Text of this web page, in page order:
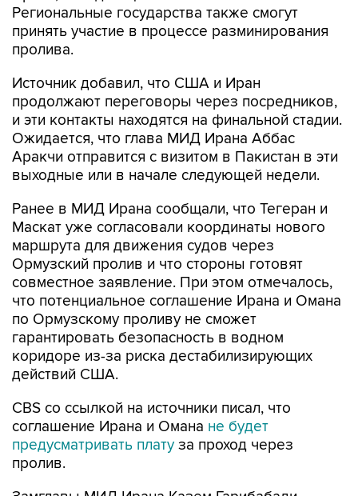
Региональные государства также смогут
принять участие в процессе разминирования
пролива.
Источник добавил, что США и Иран
продолжают переговоры через посредников,
и эти контакты находятся на финальной стадии.
Ожидается, что глава МИД Ирана Аббас
Аракчи отправится с визитом в Пакистан в эти
выходные или в начале следующей недели.
Ранее в МИД Ирана сообщали, что Тегеран и
Маскат уже согласовали координаты нового
маршрута для движения судов через
Ормузский пролив и что стороны готовят
совместное заявление. При этом отмечалось,
что потенциальное соглашение Ирана и Омана
по Ормузскому проливу не сможет
гарантировать безопасность в водном
коридоре из-за риска дестабилизирующих
действий США.
CBS со ссылкой на источники писал, что
соглашение Ирана и Омана не будет
предусматривать плату за проход через
пролив.